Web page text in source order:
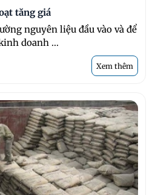
tăng giá
nguyên liệu đầu vào và để
doanh ...
Xem thêm